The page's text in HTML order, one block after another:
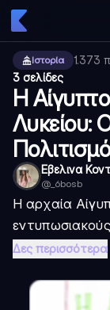
Ιστορία 1.373
3 σελίδες
Η
Λυκείου:
Εβελινα
@ _6bosb
Η αρχαία
Δες περισσότερα